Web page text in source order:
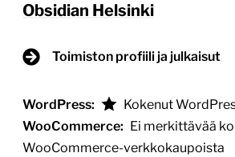
Obsidian Helsinki
Toimiston profiili ja julkaisut
WordPress:
Kokenut
WooCommerce: Ei merkittävää
WooCommerce-verkkokaupoista